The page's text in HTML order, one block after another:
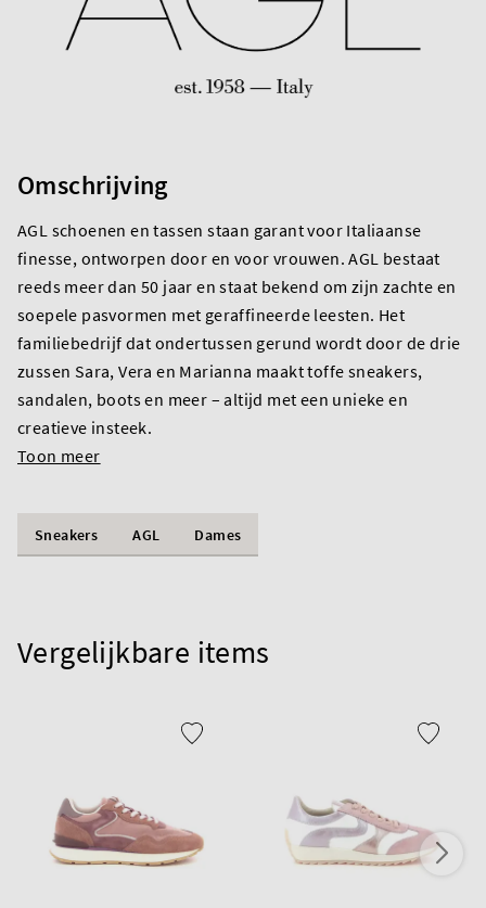
Omschrijving
AGL schoenen en tassen staan garant voor Italiaanse
finesse, ontworpen door en voor vrouwen. AGL bestaat
reeds meer dan 50 jaar en staat bekend om zijn zachte en
soepele pasvormen met geraffineerde leesten. Het
familiebedrijf dat ondertussen gerund wordt door de drie
zussen Sara, Vera en Marianna maakt toffe sneakers,
sandalen, boots en meer – altijd met een unieke en
creatieve insteek.
Toon meer
Sneakers AGL Dames
Vergelijkbare items